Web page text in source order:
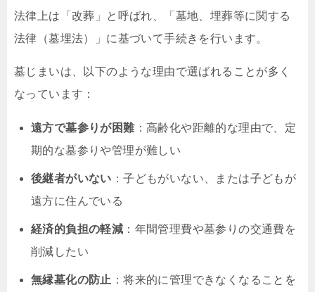
法律上は「改葬」と呼ばれ、「墓地、埋葬等に関する
法律（墓埋法）」に基づいて手続きを行います。
墓じまいは、以下のような理由で選ばれることが多く
なっています：
遠方で墓参りが困難：高齢化や距離的な理由で、定
期的な墓参りや管理が難しい
後継者がいない ：子どもがいない、または子どもが
遠方に住んでいる
経済的負担の軽減 ：年間管理費や墓参りの交通費を
削減したい
無縁墓化の防止 ：将来的に管理できなくなることを